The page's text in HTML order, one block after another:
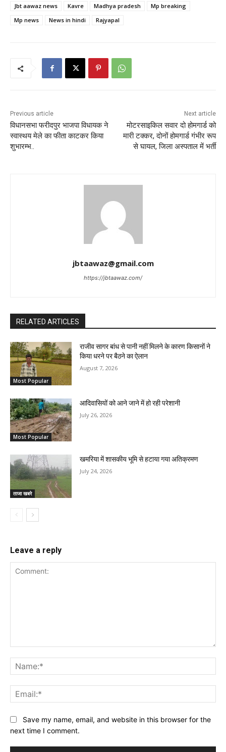
Jbt aawaz news
Kavre Madhya pradesh
Mp breaking
Mp news
News in hindi Rajyapal
Previous article
विधानसभा फरीदपुर भाजपा विधायक ने
स्वास्थय मेले का फीता काटकर किया
शुभारम्भ..
Next article
मोटरसाइकिल सवार दो होमगार्ड को
मारी टक्कर, दोनों होमगार्ड गंभीर रूप
से घायल, जिला अस्पताल में भर्ती
jbtaawaz@gmail.com
https://jbtaawaz.com/
RELATED ARTICLES
Most Popular
राजीव सागर बांध से पानी नहीं मिलने के कारण किसानों ने
किया धरने पर बैठने का ऐलान
August 7, 2026
Most Popular
आदिवासियों को आने जाने में हो रही परेशानी
July 26, 2026
ताजा खबरे
खमरिया में शासकीय भूमि से हटाया गया अतिक्रमण
July 24, 2026
Leave a reply
Website:Save my name, email, and website in this browser for the
next time I comment.